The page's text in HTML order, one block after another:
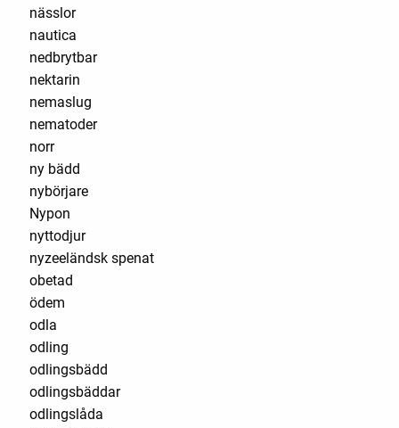
nässlor
nautica
nedbrytbar
nektarin
nemaslug
nematoder
norr
ny bädd
nybörjare
Nypon
nyttodjur
nyzeeländsk spenat
obetad
ödem
odla
odling
odlingsbädd
odlingsbäddar
odlingslåda